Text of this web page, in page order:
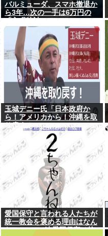
バルミューダ、スマホ撤退か
ら3年…次の一手は6万円の
玉城デニー氏「日本政府か
ら！アメリカから！沖縄を取
り戻す！」
愛国保守と言われる人たちが
統一教会を褒める理由はなん
なの?ニュー速愛国保守は統